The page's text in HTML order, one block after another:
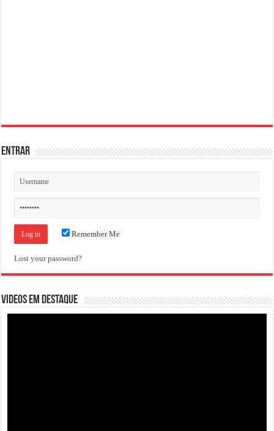
ENTRAR
Remember Me
Lost your password?
VIDEOS EM DESTAQUE